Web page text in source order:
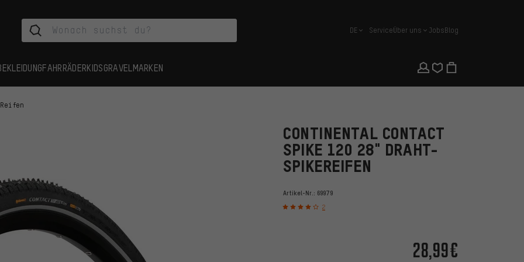
Deutsch
DE ServiceÜber uns JobsBlog
FAHRRÄDERKIDSGRAVEL MARKEN
CONTINENTAL CONTACT
SPIKE 120 28" DRAHT-
SPIKEREIFEN
Artikel-Nr.: 69979
2
28,99€